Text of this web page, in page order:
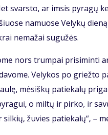
svars­to, ar im­sis py­ra­gų
na­muo­se Ve­ly­kų
ne­ma­žai su­gu­žės.
nors trum­pai pri­si­min­ti
Ve­ly­kos po griež­to
mė­siš­kų pa­tie­ka­lų
o mil­tų ir pir­ko, ir
sil­kių, žu­vies pa­tie­ka­lų“, –